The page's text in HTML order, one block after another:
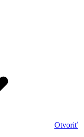
Otvoriť